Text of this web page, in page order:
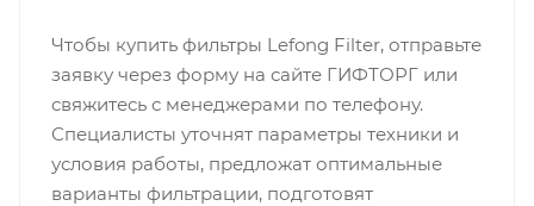
Чтобы купить фильтры Lefong Filter, отправьте
заявку через форму на сайте ГИФТОРГ или
свяжитесь с менеджерами по телефону.
Специалисты уточнят параметры техники и
условия работы, предложат оптимальные
варианты фильтрации, подготовят